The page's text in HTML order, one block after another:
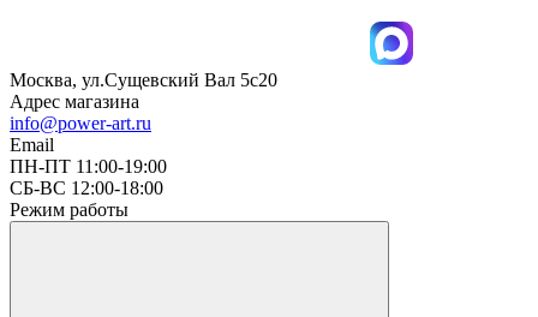
Москва, ул.Сущевский Вал 5с20
Адрес магазина
info@power-art.ru
Email
ПН-ПТ 11:00-19:00
СБ-ВС 12:00-18:00
Режим работы